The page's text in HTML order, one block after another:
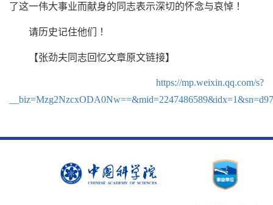
了这一伟大事业而献身的同志表示深切的怀念与哀悼！
请历史记住他们！
【张劲夫同志回忆文章原文链接】
https://mp.weixin.qq.com/s?